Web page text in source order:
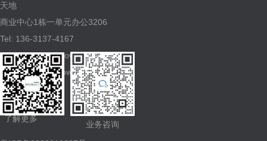
天地
商业中心1栋一单元办公3206
Tel: 136-3137-4167
E-mail: siri@kylinowms.com
网页：www.kylinowms.com
业务咨询
了解更多